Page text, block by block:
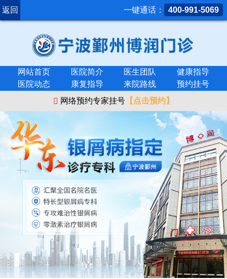
返回 一键通话： 400-991-5069
网站首页 医院简介 医生团队
健康指导
医院动态
康复指导 来院路线
预约挂号
网络预约专家挂号 【点击预约】